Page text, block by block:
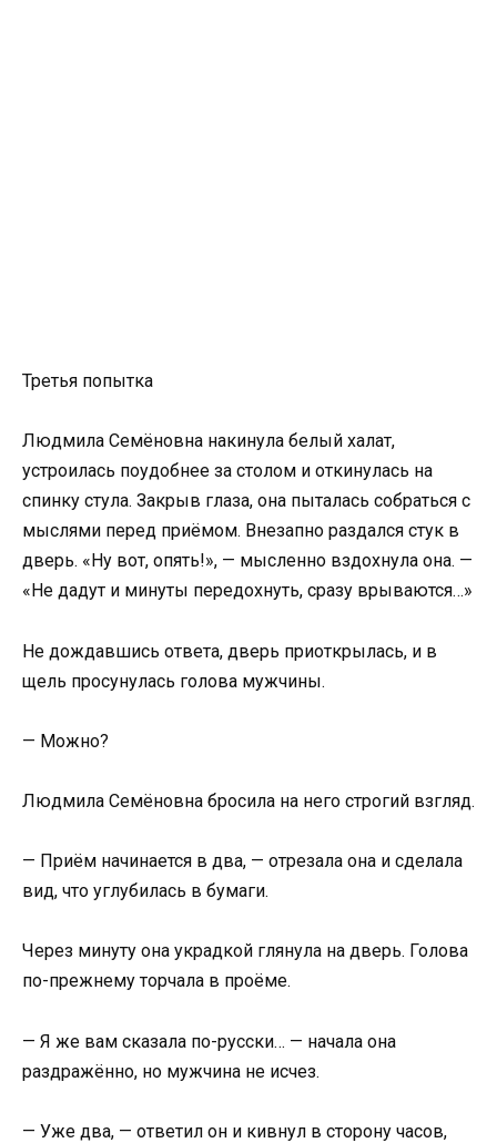
Третья попытка
Людмила Семёновна накинула белый халат,
устроилась поудобнее за столом и откинулась на
спинку стула. Закрыв глаза, она пыталась собраться с
мыслями перед приёмом. Внезапно раздался стук в
дверь. «Ну вот, опять!», — мысленно вздохнула она. —
«Не дадут и минуты передохнуть, сразу врываются…»
Не дождавшись ответа, дверь приоткрылась, и в
щель просунулась голова мужчины.
— Можно?
Людмила Семёновна бросила на него строгий взгляд.
— Приём начинается в два, — отрезала она и сделала
вид, что углубилась в бумаги.
Через минуту она украдкой глянула на дверь. Голова
по-прежнему торчала в проёме.
— Я же вам сказала по-русски… — начала она
раздражённо, но мужчина не исчез.
— Уже два, — ответил он и кивнул в сторону часов,